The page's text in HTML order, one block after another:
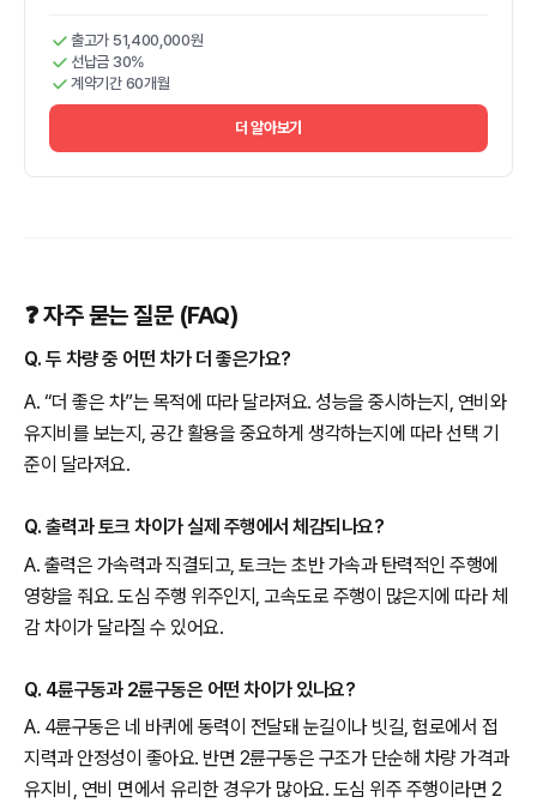
출고가 51,400,000원
선납금 30%
계약기간 60개월
더 알아보기
❓ 자주 묻는 질문 (FAQ)
Q. 두 차량 중 어떤 차가 더 좋은가요?
A. “더 좋은 차”는 목적에 따라 달라져요. 성능을 중시하는지, 연비와
유지비를 보는지, 공간 활용을 중요하게 생각하는지에 따라 선택 기
준이 달라져요.
Q. 출력과 토크 차이가 실제 주행에서 체감되나요?
A. 출력은 가속력과 직결되고, 토크는 초반 가속과 탄력적인 주행에
영향을 줘요. 도심 주행 위주인지, 고속도로 주행이 많은지에 따라 체
감 차이가 달라질 수 있어요.
Q. 4륜구동과 2륜구동은 어떤 차이가 있나요?
A. 4륜구동은 네 바퀴에 동력이 전달돼 눈길이나 빗길, 험로에서 접
지력과 안정성이 좋아요. 반면 2륜구동은 구조가 단순해 차량 가격과
유지비, 연비 면에서 유리한 경우가 많아요. 도심 위주 주행이라면 2